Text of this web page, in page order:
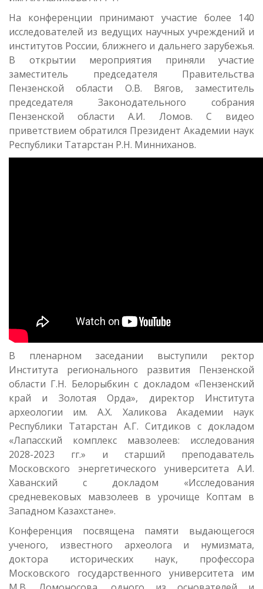
На конференции принимают участие более 140
исследователей из ведущих научных учреждений и
институтов России, ближнего и дальнего зарубежья.
В открытии мероприятия приняли участие
заместитель председателя Правительства
Пензенской области О.В. Вягов, заместитель
председателя Законодательного собрания
Пензенской области А.И. Ломов. С видео
приветствием обратился Президент Академии наук
Республики Татарстан Р.Н. Минниханов.
В пленарном заседании выступили ректор
Института регионального развития Пензенской
области Г.Н. Белорыбкин с докладом «Пензенский
край и Золотая Орда», директор Института
археологии им. А.Х. Халикова Академии наук
Республики Татарстан А.Г. Ситдиков с докладом
«Лапасский комплекс мавзолеев: исследования
2028-2023 гг.» и старший преподаватель
Московского энергетического университета А.И.
Хаванский с докладом «Исследования
средневековых мавзолеев в урочище Коптам в
Западном Казахстане».
Конференция посвящена памяти выдающегося
ученого, известного археолога и нумизмата,
доктора исторических наук, профессора
Московского государственного университета им